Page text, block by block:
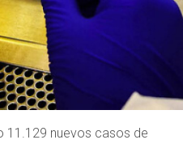
11.129 nuevos casos de